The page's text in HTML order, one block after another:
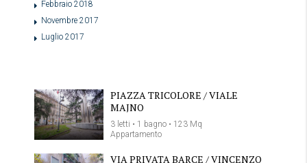
Febbraio 2018
Novembre 2017
Luglio 2017
PIAZZA TRICOLORE / VIALE
MAJNO
3 letti • 1 bagno • 123 Mq
Appartamento
VIA PRIVATA BARCE / VINCENZO